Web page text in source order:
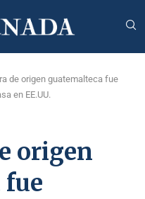
de origen guatemalteca fue
en EE.UU.
origen
fue